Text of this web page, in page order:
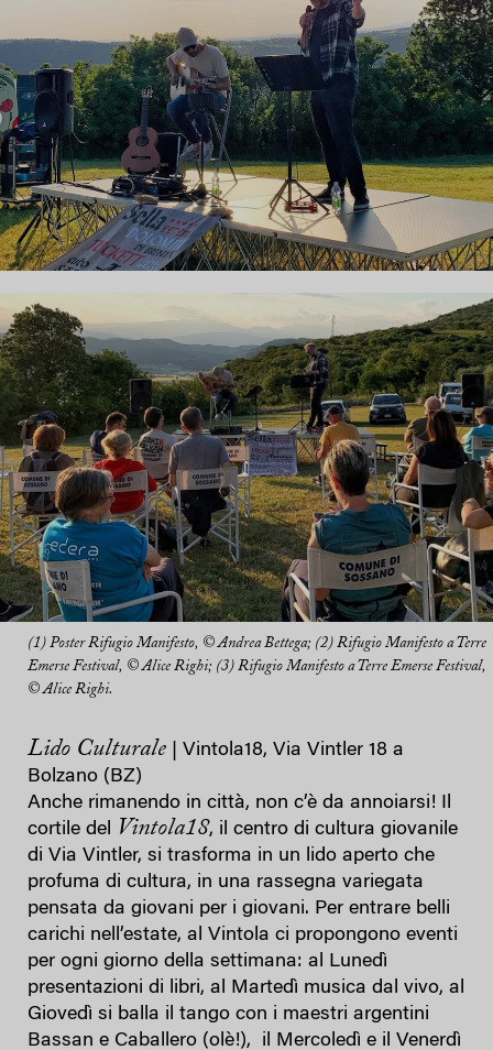
(1) Poster Rifugio Manifesto, © Andrea Bettega; (2) Rifugio Manifesto a Terre
Emerse Festival, © Alice Righi; (3) Rifugio Manifesto a Terre Emerse Festival,
© Alice Righi.
Lido Culturale | Vintola18, Via Vintler 18 a
Bolzano (BZ)
Anche rimanendo in città, non c’è da annoiarsi! Il
cortile del Vintola18, il centro di cultura giovanile
di Via Vintler, si trasforma in un lido aperto che
profuma di cultura, in una rassegna variegata
pensata da giovani per i giovani. Per entrare belli
carichi nell’estate, al Vintola ci propongono eventi
per ogni giorno della settimana: al Lunedì
presentazioni di libri, al Martedì musica dal vivo, al
Giovedì si balla il tango con i maestri argentini
Bassan e Caballero (olè!), il Mercoledì e il Venerdì